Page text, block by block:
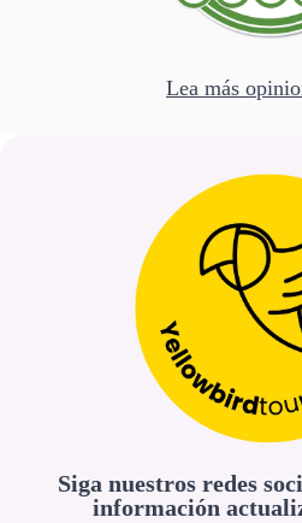
Siga nuestros redes
información
Lea más